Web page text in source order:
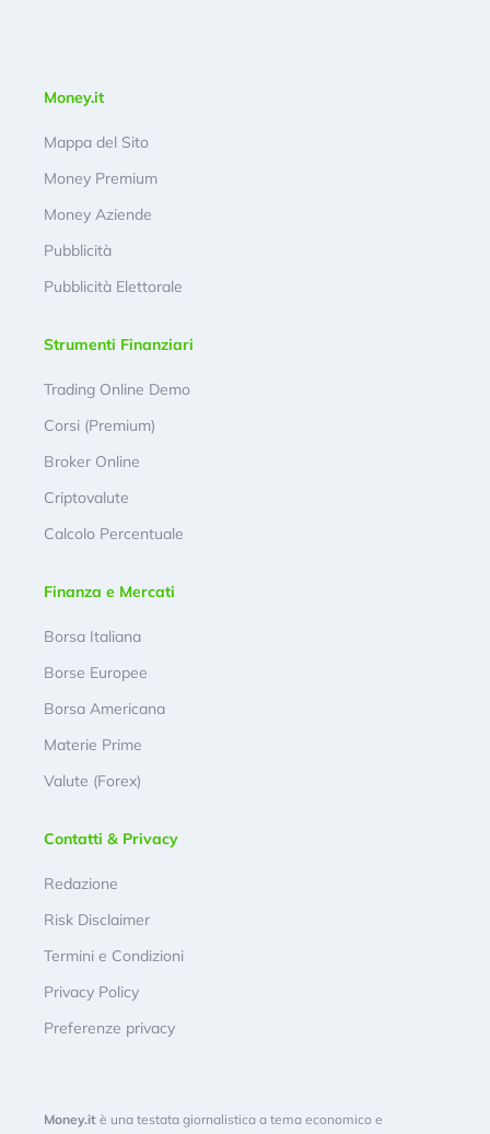
Money.it
Mappa del Sito
Money Premium
Money Aziende
Pubblicità
Pubblicità Elettorale
Strumenti Finanziari
Trading Online Demo
Corsi (Premium)
Broker Online
Criptovalute
Calcolo Percentuale
Finanza e Mercati
Borsa Italiana
Borse Europee
Borsa Americana
Materie Prime
Valute (Forex)
Contatti & Privacy
Redazione
Risk Disclaimer
Termini e Condizioni
Privacy Policy
Preferenze privacy
Money.it è una testata giornalistica a tema economico e